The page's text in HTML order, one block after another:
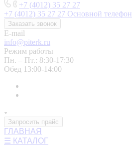
+7 (4012) 35 27 27
+7 (4012) 35 27 27 Основной телефон
Заказать звонок
E-mail
info@piterk.ru
Режим работы
Пн. – Пт.: 8:30-17:30
Обед 13:00-14:00
Запросить прайс
ГЛАВНАЯ
☰ КАТАЛОГ